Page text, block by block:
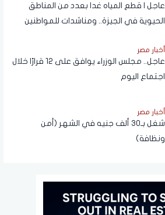
عاجل | قطع المياه غدا بعدد من المناطق
الحيوية في الجيزة.. ومناشدات للمواطنين
أخبار مصر
عاجل.. مجلس الوزراء يوافق على 12 قرارًا خلال
اجتماع اليوم
أخبار مصر
شغل بـ30 ألف جنيه في الشهر (أمن
ونظافة)